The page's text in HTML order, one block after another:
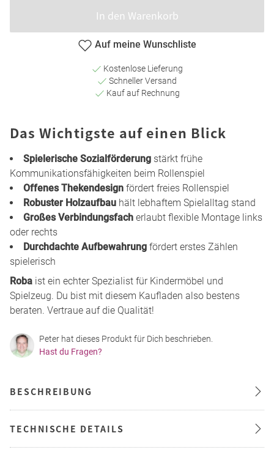
In den Warenkorb
Auf meine Wunschliste
Kostenlose Lieferung
Schneller Versand
Kauf auf Rechnung
Das Wichtigste auf einen Blick
Spielerische Sozialförderung stärkt frühe
Kommunikationsfähigkeiten beim Rollenspiel
Offenes Thekendesign fördert freies Rollenspiel
Robuster Holzaufbau hält lebhaftem Spielalltag stand
Großes Verbindungsfach erlaubt flexible Montage links
oder rechts
Durchdachte Aufbewahrung fördert erstes Zählen
spielerisch
Roba ist ein echter Spezialist für Kindermöbel und
Spielzeug. Du bist mit diesem Kaufladen also bestens
beraten. Vertraue auf die Qualität!
Peter hat dieses Produkt für Dich beschrieben.
Hast du Fragen?
BESCHREIBUNG
TECHNISCHE DETAILS